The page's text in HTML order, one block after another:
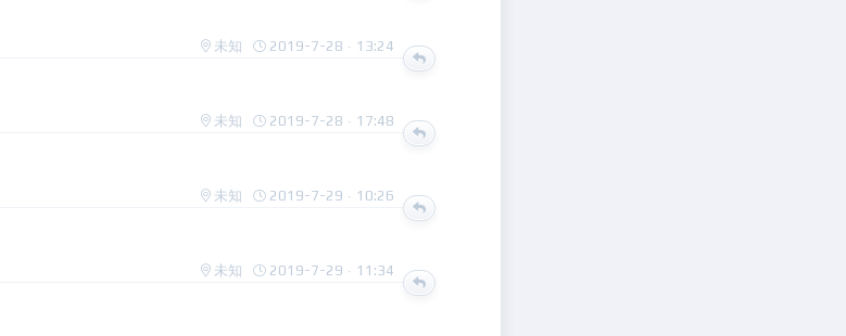
未知 2019-7-28 · 13:24
未知 2019-7-28 · 17:48
未知 2019-7-29 · 10:26
未知 2019-7-29 · 11:34